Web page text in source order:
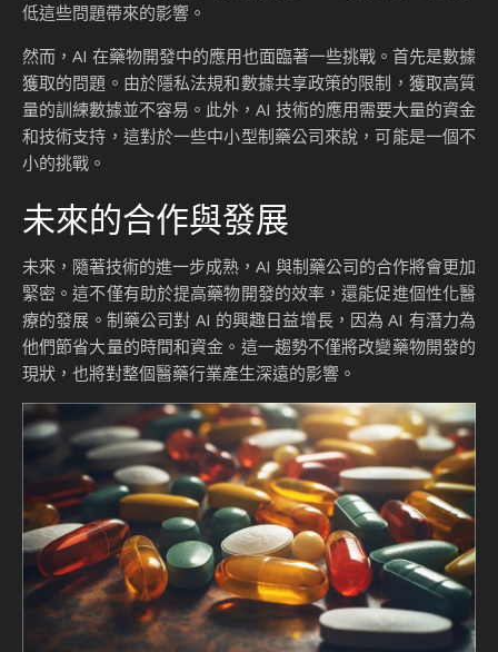
低這些問題帶來的影響。
然而，AI 在藥物開發中的應用也面臨著一些挑戰。首先是數據
獲取的問題。由於隱私法規和數據共享政策的限制，獲取高質
量的訓練數據並不容易。此外，AI 技術的應用需要大量的資金
和技術支持，這對於一些中小型制藥公司來說，可能是一個不
小的挑戰。
未來的合作與發展
未來，隨著技術的進一步成熟，AI 與制藥公司的合作將會更加
緊密。這不僅有助於提高藥物開發的效率，還能促進個性化醫
療的發展。制藥公司對 AI 的興趣日益增長，因為 AI 有潛力為
他們節省大量的時間和資金。這一趨勢不僅將改變藥物開發的
現狀，也將對整個醫藥行業產生深遠的影響。